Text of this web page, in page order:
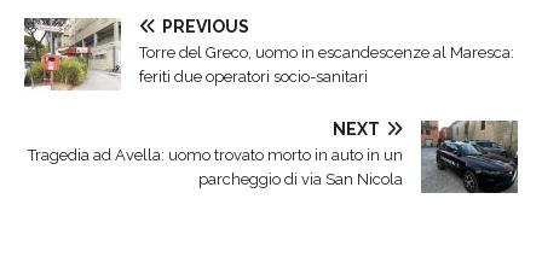
PREVIOUS
Torre del Greco, uomo in escandescenze al Maresca:
feriti due operatori socio-sanitari
NEXT
Tragedia ad Avella: uomo trovato morto in auto in un
parcheggio di via San Nicola